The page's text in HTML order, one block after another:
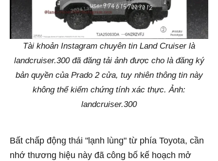
Tài khoản Instagram chuyên tin Land Cruiser là
landcruiser.300 đã đăng tải ảnh được cho là đăng ký
bản quyền của Prado 2 cửa, tuy nhiên thông tin này
không thể kiểm chứng tính xác thực. Ảnh:
landcruiser.300
Bất chấp động thái "lạnh lùng" từ phía Toyota, cần
nhớ thương hiệu này đã công bố kế hoạch mở